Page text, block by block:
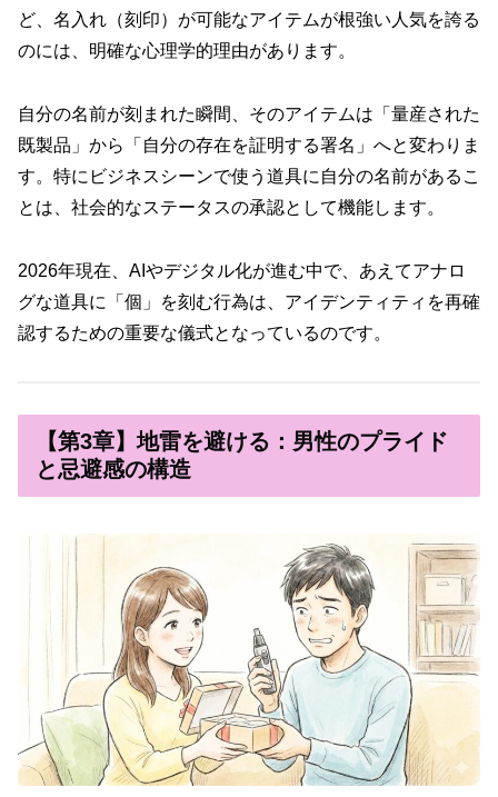
ど、名入れ（刻印）が可能なアイテムが根強い人気を誇る
のには、明確な心理学的理由があります。
自分の名前が刻まれた瞬間、そのアイテムは「量産された
既製品」から「自分の存在を証明する署名」へと変わりま
す。特にビジネスシーンで使う道具に自分の名前があるこ
とは、社会的なステータスの承認として機能します。
2026年現在、AIやデジタル化が進む中で、あえてアナロ
グな道具に「個」を刻む行為は、アイデンティティを再確
認するための重要な儀式となっているのです。
【第3章】地雷を避ける：男性のプライド
と忌避感の構造